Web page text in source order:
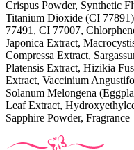
Crispus Powder, Synthetic
Titanium Dioxide (CI
77491, CI 77007,
Japonica Extract,
Compressa Extract,
Platensis Extract, Hizikia
Extract, Vaccinium
Solanum Melongena
Leaf Extract,
Sapphire Powder, Fragrance